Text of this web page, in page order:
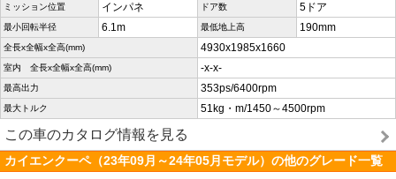
ミッション位置 インパネ ドア数 5ドア
最小回転半径 6.1m 最低地上高 190mm
全長x全幅x全高(mm) 4930x1985x1660
室内 全長x全幅x全高(mm) -x-x-
最高出力 353ps/6400rpm
最大トルク 51kg・m/1450～4500rpm
この車のカタログ情報を見る
カイエンクーペ（23年09月～24年05月モデル）の他のグレード一覧